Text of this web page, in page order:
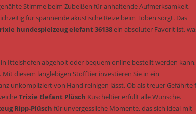
Stimme beim Zubeißen für anhaltende Aufmerksamkeit,
für spannende akustische Reize beim Toben sorgt. Das
hundespielzeug elefant 36138ein absoluter Favorit ist,
Ittelshofen abgeholt oder bequem online bestellt werden
diesem langlebigen Stofftier investieren Sie in ein
unkompliziert von Hand reinigen lässt. Ob als treuer Gefährte
Trixie Elefant Plüsch Kuscheltier erfüllt alle Wünsche.
Ripp-Plüsch für unvergessliche Momente, das sich ideal mit